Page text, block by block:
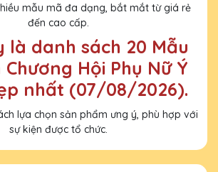
mẫu mã đa dạng, bắt mắt từ giá rẻ
đến cao cấp.
là danh sách 20 Mẫu
Chương Hội Phụ Nữ Ý
nhất (07/08/2026).
lựa chọn sản phẩm ưng ý, phù hợp với
sự kiện được tổ chức.